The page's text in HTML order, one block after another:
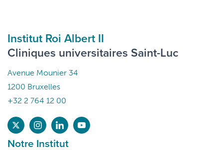
Institut Roi Albert II
Cliniques universitaires Saint-Luc
Avenue Mounier 34
1200 Bruxelles
+32 2 764 12 00
Notre Institut